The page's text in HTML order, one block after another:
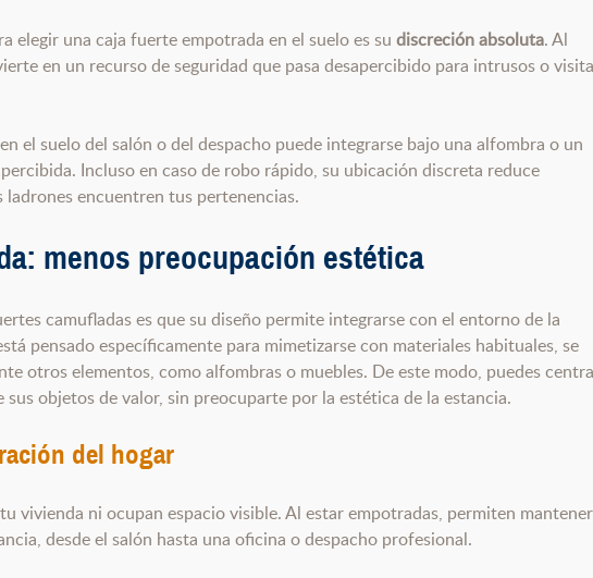
elegir una caja fuerte empotrada en el suelo es su discreción absoluta. Al
en un recurso de seguridad que pasa desapercibido para intrusos o
el suelo del salón o del despacho puede integrarse bajo una alfombra o un
Incluso en caso de robo rápido, su ubicación discreta reduce
encuentren tus pertenencias.
menos preocupación estética
camufladas es que su diseño permite integrarse con el entorno de la
pensado específicamente para mimetizarse con materiales habituales, se
otros elementos, como alfombras o muebles. De este modo, puedes
sus objetos de valor, sin preocuparte por la estética de la estancia.
del hogar
vivienda ni ocupan espacio visible. Al estar empotradas, permiten
desde el salón hasta una oficina o despacho profesional.